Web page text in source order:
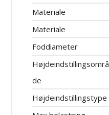
Materiale
Materiale
Foddiameter
Højdeindstillingsområ
de
Højdeindstillingstype